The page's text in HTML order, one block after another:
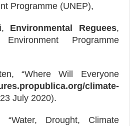
Programme (UNEP),
Environmental Reguees,
Programme
“Where Will Everyone
climate-
July 2020).
Drought, Climate